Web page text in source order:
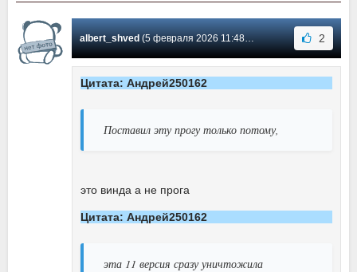
albert_shved(5 февраля 2026 11:48) Сообщение #21 2
Цитата: Андрей250162
Поставил эту прогу только потому,
это винда а не прога
Цитата: Андрей250162
эта 11 версия сразу уничтожила